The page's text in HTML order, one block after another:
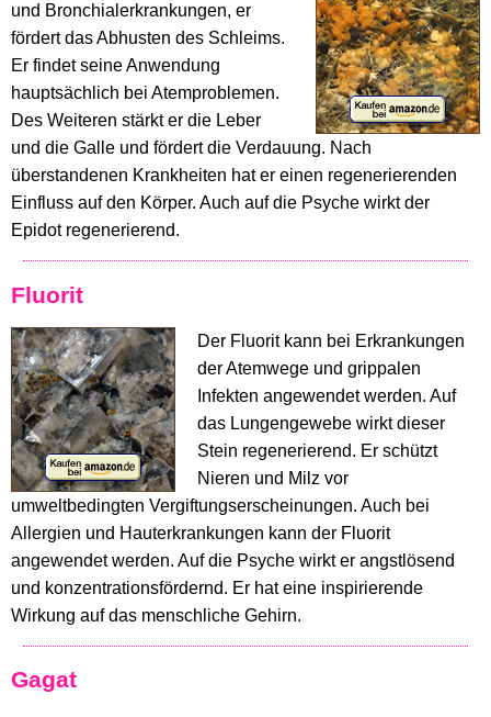
und Bronchialerkrankungen, er
fördert das Abhusten des Schleims.
Er findet seine Anwendung
hauptsächlich bei Atemproblemen.
Des Weiteren stärkt er die Leber
und die Galle und fördert die Verdauung. Nach
überstandenen Krankheiten hat er einen regenerierenden
Einfluss auf den Körper. Auch auf die Psyche wirkt der
Epidot regenerierend.
Fluorit
Der Fluorit kann bei Erkrankungen
der Atemwege und grippalen
Infekten angewendet werden. Auf
das Lungengewebe wirkt dieser
Stein regenerierend. Er schützt
Nieren und Milz vor
umweltbedingten Vergiftungserscheinungen. Auch bei
Allergien und Hauterkrankungen kann der Fluorit
angewendet werden. Auf die Psyche wirkt er angstlösend
und konzentrationsfördernd. Er hat eine inspirierende
Wirkung auf das menschliche Gehirn.
Gagat